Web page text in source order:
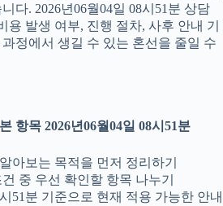
다. 2026년06월04일 08시51분 상담
용 발생 여부, 진행 절차, 사후 안내 기
정에서 생길 수 있는 혼선을 줄일 수
항목 2026년06월04일 08시51분
아보는 목적을 먼저 정리하기
중 우선 확인할 항목 나누기
51분 기준으로 현재 적용 가능한 안내